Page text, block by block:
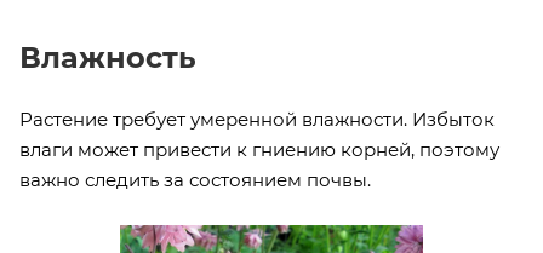
Влажность
Растение требует умеренной влажности. Избыток
влаги может привести к гниению корней, поэтому
важно следить за состоянием почвы.